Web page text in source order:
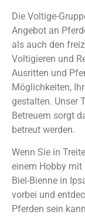
Die Voltige-
Angebot an
als auch den
Voltigieren und
Ausritten und
Möglichkeiten,
gestalten. Unser
Betreuern sorgt
betreut werden.
Wenn Sie in
einem Hobby mit
Biel-Bienne in
vorbei und
Pferden sein